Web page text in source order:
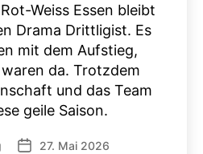
Weiss Essen bleibt
Drama Drittligist. Es
mit dem Aufstieg,
da. Trotzdem
und das Team
geile Saison.
Veröffentlichungsdatum
27. Mai 2026